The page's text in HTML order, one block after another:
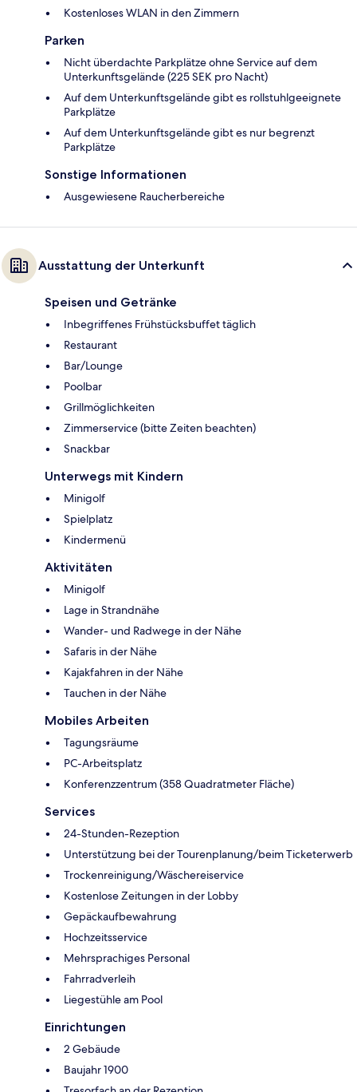
Kostenloses WLAN in den Zimmern
Parken
Nicht überdachte Parkplätze ohne Service auf dem
Unterkunftsgelände (225 SEK pro Nacht)
Auf dem Unterkunftsgelände gibt es rollstuhlgeeignete
Parkplätze
Auf dem Unterkunftsgelände gibt es nur begrenzt
Parkplätze
Sonstige Informationen
Ausgewiesene Raucherbereiche
Ausstattung der Unterkunft
Speisen und Getränke
Inbegriffenes Frühstücksbuffet täglich
Restaurant
Bar/Lounge
Poolbar
Grillmöglichkeiten
Zimmerservice (bitte Zeiten beachten)
Snackbar
Unterwegs mit Kindern
Minigolf
Spielplatz
Kindermenü
Aktivitäten
Minigolf
Lage in Strandnähe
Wander- und Radwege in der Nähe
Safaris in der Nähe
Kajakfahren in der Nähe
Tauchen in der Nähe
Mobiles Arbeiten
Tagungsräume
PC-Arbeitsplatz
Konferenzzentrum (358 Quadratmeter Fläche)
Services
24-Stunden-Rezeption
Unterstützung bei der Tourenplanung/beim Ticketerwerb
Trockenreinigung/Wäschereiservice
Kostenlose Zeitungen in der Lobby
Gepäckaufbewahrung
Hochzeitsservice
Mehrsprachiges Personal
Fahrradverleih
Liegestühle am Pool
Einrichtungen
2 Gebäude
Baujahr 1900